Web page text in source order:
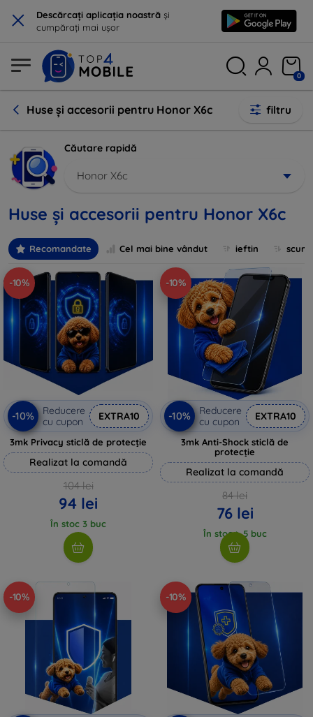
× Descărcați aplicația noastră și
cumpărați mai ușor
0
Huse și accesorii pentru Honor X6c filtru
Căutare rapidă
Honor X6c
Huse și accesorii pentru Honor X6c
Recomandate Cel mai bine vândut ieftin
-10%
-10%
Reducere
cu cupon
EXTRA10
3mk Privacy sticlă de protecție
Realizat la comandă
104 lei
94 lei
În stoc 3 buc
-10%
-10%
Reducere
cu cupon
EXTRA10
3mk Anti-Shock sticlă de
protecție
Realizat la comandă
84 lei
76 lei
În stoc > 5 buc
-10% -10%